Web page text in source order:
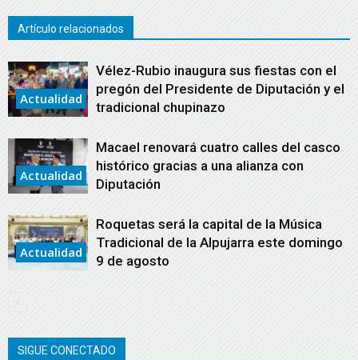
Artículo relacionados
Actualidad
Vélez-Rubio inaugura sus fiestas con el
pregón del Presidente de Diputación y el
tradicional chupinazo
Actualidad
Macael renovará cuatro calles del casco
histórico gracias a una alianza con
Diputación
Actualidad
Roquetas será la capital de la Música
Tradicional de la Alpujarra este domingo
9 de agosto
SIGUE CONECTADO